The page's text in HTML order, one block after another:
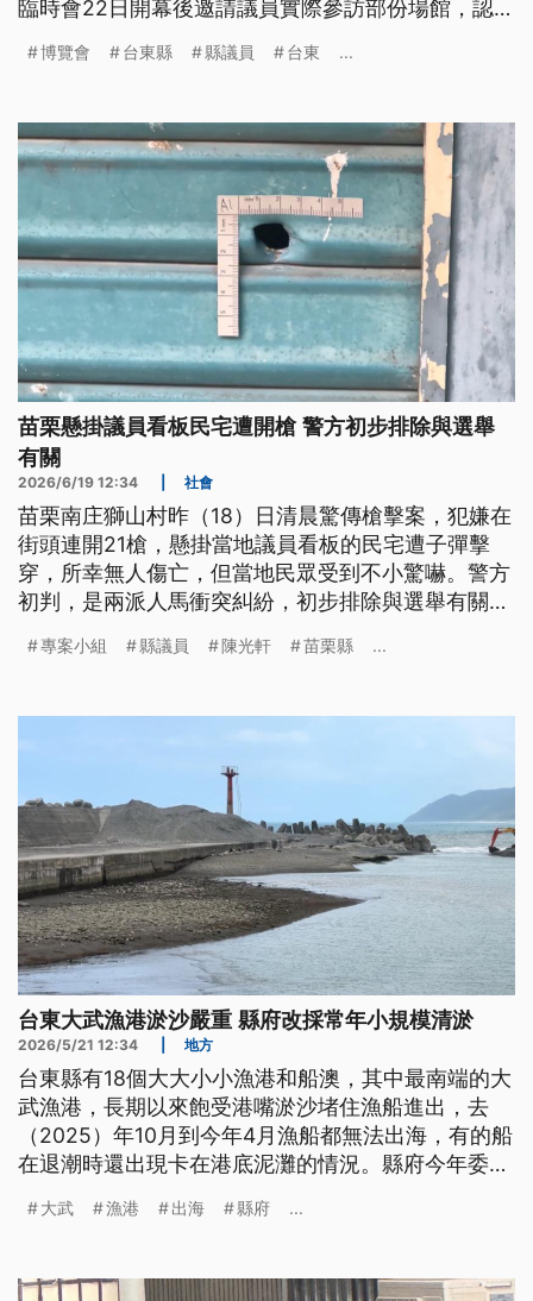
臨時會22日開幕後邀請議員實際參訪部份場館，認為
的參訪動線安排和宣傳還需要改善。
博覽會 台東縣 縣議員 台東 ...
苗栗懸掛議員看板民宅遭開槍 警方初步排除與選舉
有關
2026/6/19 12:34 社會
苗栗南庄獅山村昨（18）日清晨驚傳槍擊案，犯嫌在
街頭連開21槍，懸掛當地議員看板的民宅遭子彈擊
穿，所幸無人傷亡，但當地民眾受到不小驚嚇。警方
初判，是兩派人馬衝突糾紛，初步排除與選舉有關，
專案小組 縣議員 陳光軒 苗栗縣 ...
台東大武漁港淤沙嚴重 縣府改採常年小規模清淤
2026/5/21 12:34 地方
台東縣有18個大大小小漁港和船澳，其中最南端的大
武漁港，長期以來飽受港嘴淤沙堵住漁船進出，去
（2025）年10月到今年4月漁船都無法出海，有的船
在退潮時還出現卡在港底泥灘的情況。縣府今年委託
為常年小規模清淤，讓小船能夠進出。
大武 漁港 出海 縣府 ...